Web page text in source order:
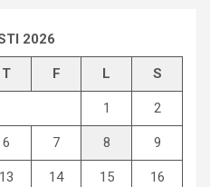
2026
T F L S
1 2
6 7 8 9
13 14 15 16